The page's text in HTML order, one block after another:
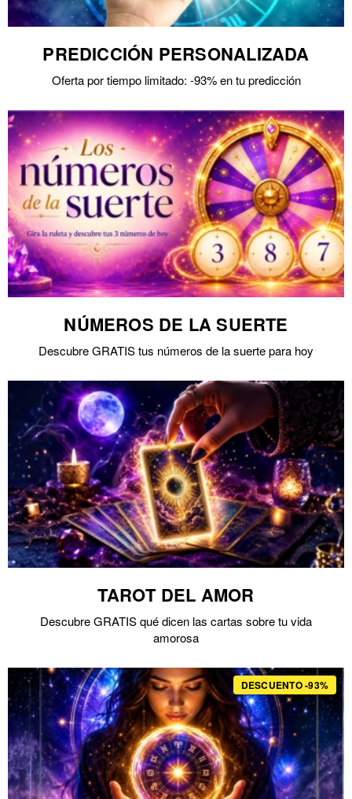
PREDICCIÓN PERSONALIZADA
Oferta por tiempo limitado: -93% en tu predicción
NÚMEROS DE LA SUERTE
Descubre GRATIS tus números de la suerte para hoy
TAROT DEL AMOR
Descubre GRATIS qué dicen las cartas sobre tu vida
amorosa
DESCUENTO -93%